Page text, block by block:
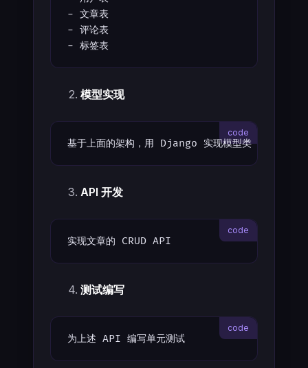
- 文章表
- 评论表
- 标签表
模型实现
基于上面的架构，用 Django 实现模型类
API 开发
实现文章的 CRUD API
测试编写
为上述 API 编写单元测试